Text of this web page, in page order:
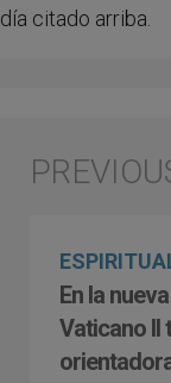
día citado arriba.
En la
Vaticano II